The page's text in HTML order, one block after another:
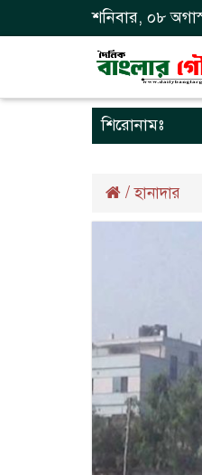
শনিবার, ০৮
শিরোনামঃ
/হানাদার